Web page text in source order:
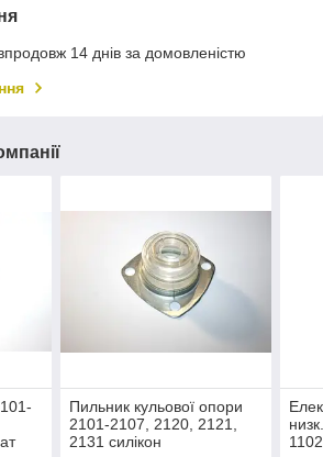
14 днів за домовленістю
Пильник кульової опори
2101-2107, 2120, 2121,
2131 силікон